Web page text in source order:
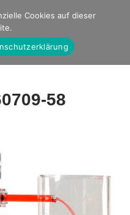
58
Cookies auf dieser